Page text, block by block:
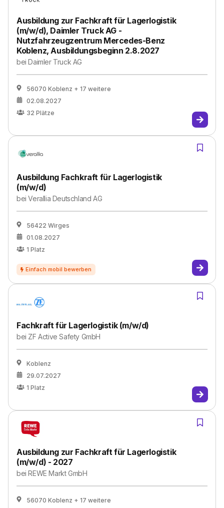
Ausbildung zur Fachkraft für Lagerlogistik
(m/w/d), Daimler Truck AG -
Nutzfahrzeugzentrum Mercedes-Benz
Koblenz, Ausbildungsbeginn 2.8.2027
beiDaimler Truck AG
56070 Koblenz + 17 weitere
02.08.2027
32 Plätze
Ausbildung Fachkraft für Lagerlogistik
(m/w/d)
beiVerallia Deutschland AG
56422 Wirges
01.08.2027
1 Platz
Fachkraft für Lagerlogistik (m/w/d)
bei ZF Active Safety GmbH
Koblenz
29.07.2027
1 Platz
Ausbildung zur Fachkraft für Lagerlogistik
(m/w/d) - 2027
beiREWE Markt GmbH
56070 Koblenz + 17 weitere